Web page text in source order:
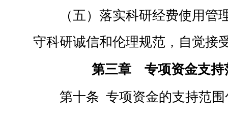
（五）落实科研经费使用管
守科研诚信和伦理规范，自觉接
第三章 专项资金支持
第十条 专项资金的支持范围